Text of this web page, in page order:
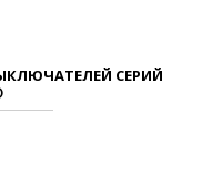
СЕРИЙ